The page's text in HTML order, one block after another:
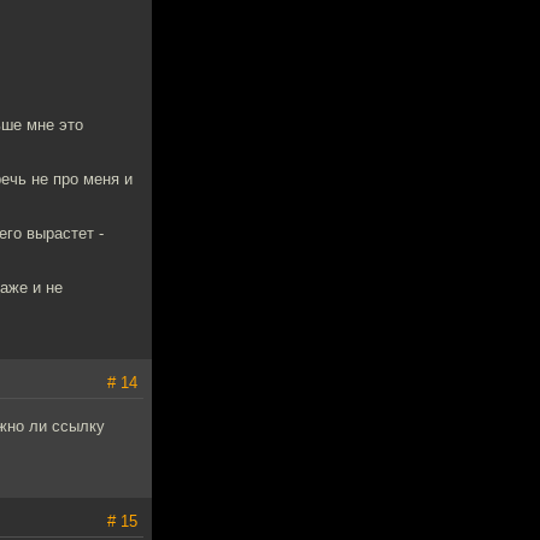
мне это
не про меня и
вырастет -
и не
# 14
ли ссылку
# 15